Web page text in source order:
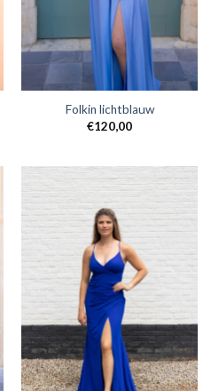
Folkin lichtblauw
€120,00